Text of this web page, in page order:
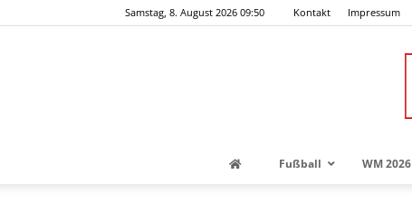
Samstag, 8. August 2026 09:50 Kontakt Impressum
Fußball WM 2026